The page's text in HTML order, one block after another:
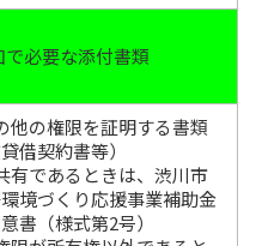
必要な添付書類
他の権限を証明する書類
借契約書等）
有であるときは、渋川市
境づくり応援事業補助金
書（様式第2号）